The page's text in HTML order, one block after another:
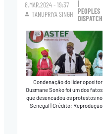
8.MAR.2024 - 19:37
TANUPRIYA SINGH PEOPLES
DISPATCH
Condenação do líder opositor
Ousmane Sonko foi um dos fatos
que desencadou os protestos no
Senegal Crédito: Reprodução